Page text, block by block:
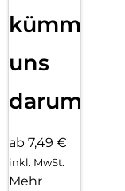
kümmern
uns
darum!
ab 7,49 €
inkl. MwSt.
Mehr